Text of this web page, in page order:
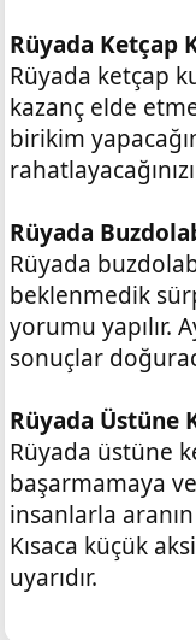
Rüyada Ketçap
Rüyada ketçap
kazanç elde
birikim
Rüyada
Rüyada
beklenmedik
yorumu yapılır.
sonuçlar
Rüyada Üstüne
Rüyada üstüne
başarmamaya
insanlarla
Kısaca küçük
uyarıdır.